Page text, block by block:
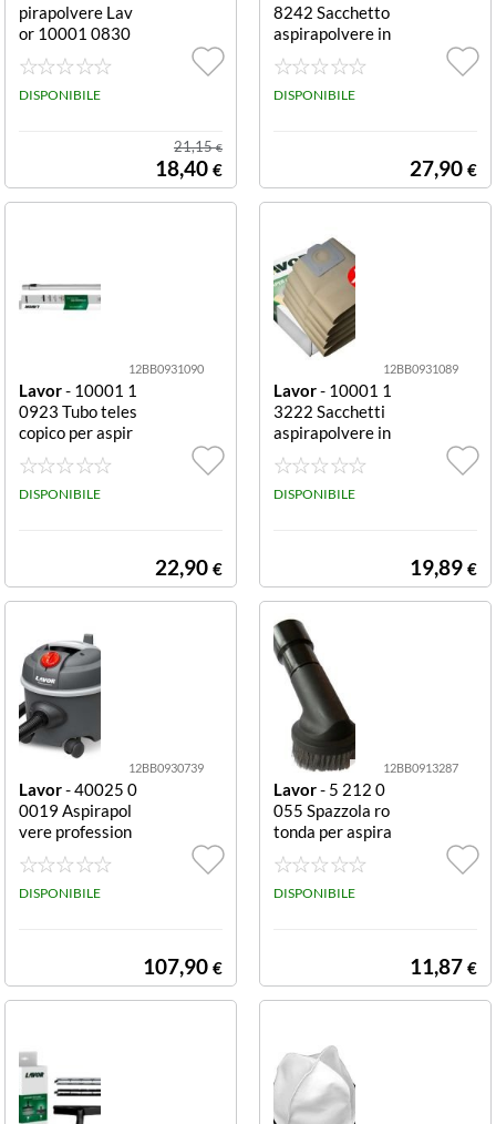
pirapolvere Lav
or 10001 0830
7 Panno Panno
DISPONIBILE
21,15€
18,40 €
8242 Sacchetto
aspirapolvere in
microfibra In mi
crofibra
DISPONIBILE
27,90 €
12BB0931090
Lavor- 10001 1
0923 Tubo teles
copico per aspir
apolvere Telesc
opico
DISPONIBILE
22,90 €
12BB0931089
Lavor- 10001 1
3222 Sacchetti
aspirapolvere in
carta compatibil
i Silent Whisper
In carta
DISPONIBILE
19,89 €
12BB0930739
Lavor- 40025 0
0019 Aspirapol
vere profession
ale Silent 800
W con sacco Sile
nt
DISPONIBILE
107,90 €
12BB0913287
Lavor- 5 212 0
055 Spazzola ro
tonda per aspira
polvere con seto
le in acciaio Rot
onda con setole
DISPONIBILE
11,87 €